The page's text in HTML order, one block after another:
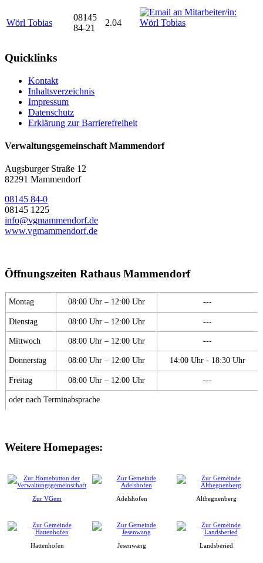
Wörl Tobias
08145
84-21
2.04
Quicklinks
Kontakt
Inhaltsverzeichnis
Impressum
Datenschutz
Erklärung zur Barrierefreiheit
Verwaltungsgemeinschaft Mammendorf
Augsburger Straße 12
82291 Mammendorf
08145 84-0
08145 1225
info@vgmammendorf.de
www.vgmammendorf.de
Öffnungszeiten Rathaus Mammendorf
Montag 08:00 Uhr – 12:00 Uhr ---
Dienstag 08:00 Uhr – 12:00 Uhr ---
Mittwoch 08:00 Uhr – 12:00 Uhr ---
Donnerstag 08:00 Uhr – 12:00 Uhr 14:00 Uhr - 18:30 Uhr
Freitag 08:00 Uhr – 12:00 Uhr ---
oder nach Terminabsprache
Weitere Homepages:
Zur VGem Adelshofen Althegnenberg
Hattenhofen Jesenwang Landsberied